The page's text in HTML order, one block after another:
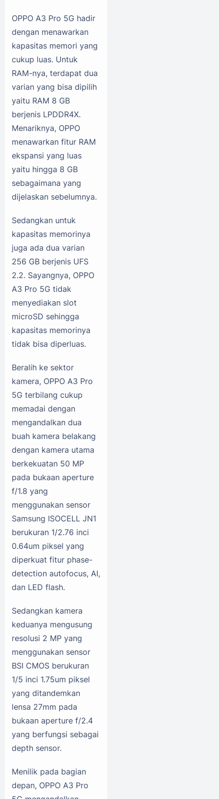
OPPO A3 Pro 5G hadir
dengan menawarkan
kapasitas memori yang
cukup luas. Untuk
RAM-nya, terdapat dua
varian yang bisa dipilih
yaitu RAM 8 GB
berjenis LPDDR4X.
Menariknya, OPPO
menawarkan fitur RAM
ekspansi yang luas
yaitu hingga 8 GB
sebagaimana yang
dijelaskan sebelumnya.
Sedangkan untuk
kapasitas memorinya
juga ada dua varian
256 GB berjenis UFS
2.2. Sayangnya, OPPO
A3 Pro 5G tidak
menyediakan slot
microSD sehingga
kapasitas memorinya
tidak bisa diperluas.
Beralih ke sektor
kamera, OPPO A3 Pro
5G terbilang cukup
memadai dengan
mengandalkan dua
buah kamera belakang
dengan kamera utama
berkekuatan 50 MP
pada bukaan aperture
f/1.8 yang
menggunakan sensor
Samsung ISOCELL JN1
berukuran 1/2.76 inci
0.64um piksel yang
diperkuat fitur phase-
detection autofocus, AI,
dan LED flash.
Sedangkan kamera
keduanya mengusung
resolusi 2 MP yang
menggunakan sensor
BSI CMOS berukuran
1/5 inci 1.75um piksel
yang ditandemkan
lensa 27mm pada
bukaan aperture f/2.4
yang berfungsi sebagai
depth sensor.
Menilik pada bagian
depan, OPPO A3 Pro